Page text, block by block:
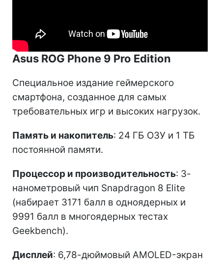
Asus ROG Phone 9 Pro Edition
Специальное издание геймерского
смартфона, созданное для самых
требовательных игр и высоких нагрузок.
Память и накопитель: 24 ГБ ОЗУ и 1 ТБ
постоянной памяти.
Процессор и производительность: 3-
нанометровый чип Snapdragon 8 Elite
(набирает 3171 балл в одноядерных и
9991 балл в многоядерных тестах
Geekbench).
Дисплей: 6,78-дюймовый AMOLED-экран